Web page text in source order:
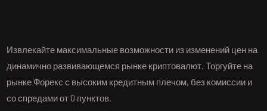
Извлекайте максимальные возможности из изменений цен на
динамично развивающемся рынке криптовалют. Торгуйте на
рынке Форекс с высоким кредитным плечом, без комиссии и
со спредами от 0 пунктов.